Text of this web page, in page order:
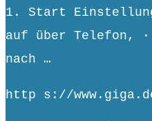
1. Start
auf über Telefon,
nach …
http s://